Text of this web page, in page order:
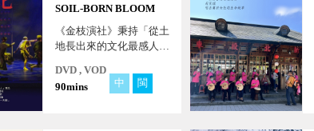
SOIL-BORN BLOOM
《金枝演社》秉持「從土
地長出來的文化最感人」
地、人文連結，架構出在
地生命的普羅史詩，化為
DVD , VOD
90mins
中 閩